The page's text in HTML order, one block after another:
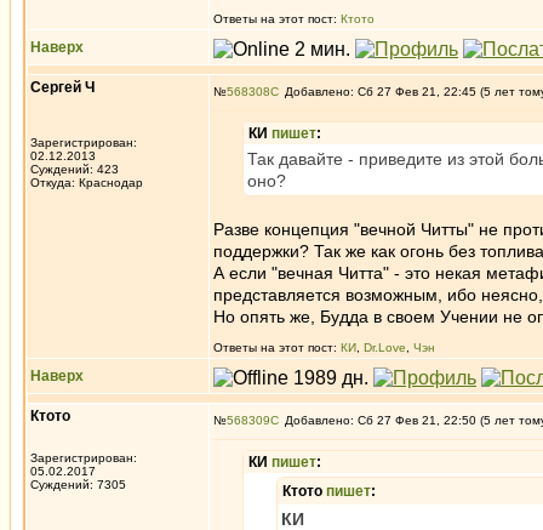
Ответы на этот пост: Ктото
Наверх
Сергей Ч
Зарегистрирован:
02.12.2013
Суждений: 423
Откуда: Краснодар
№568308 Добавлено: Сб 27 Фев 21, 22:45 (5 лет
КИ пишет:
Так давайте - приведите из этой
оно?
Разве концепция "вечной Читты" не
поддержки? Так же как огонь без
А если "вечная Читта" - это некая
представляется возможным, ибо
Но опять же, Будда в своем Учении не
Ответы на этот пост: КИ Dr.Love Чэн
Наверх
Ктото
Зарегистрирован:
05.02.2017
Суждений: 7305
№568309 Добавлено: Сб 27 Фев 21, 22:50 (5 лет
КИ пишет:
Ктото пишет:
КИ